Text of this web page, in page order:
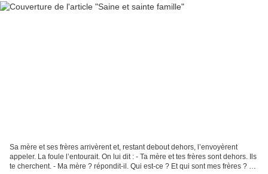
Sa mère et ses frères arrivèrent et, restant debout dehors, l’envoyèrent
appeler. La foule l’entourait. On lui dit : - Ta mère et tes frères sont dehors. Ils
te cherchent. - Ma mère ? répondit-il. Qui est-ce ? Et qui sont mes frères ? Et,